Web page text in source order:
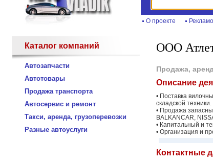
О проекте
Каталог компаний
Автозапчасти
Автотовары
Продажа транспорта
Автосервис и ремонт
Такси, аренда, грузоперевозки
Разные автоуслуги
ООО
Продажа,
Описание
• Поставка
складской техники.
• Продажа
BALKANCAR,
• Капитальный и
• Организация и
Контактные